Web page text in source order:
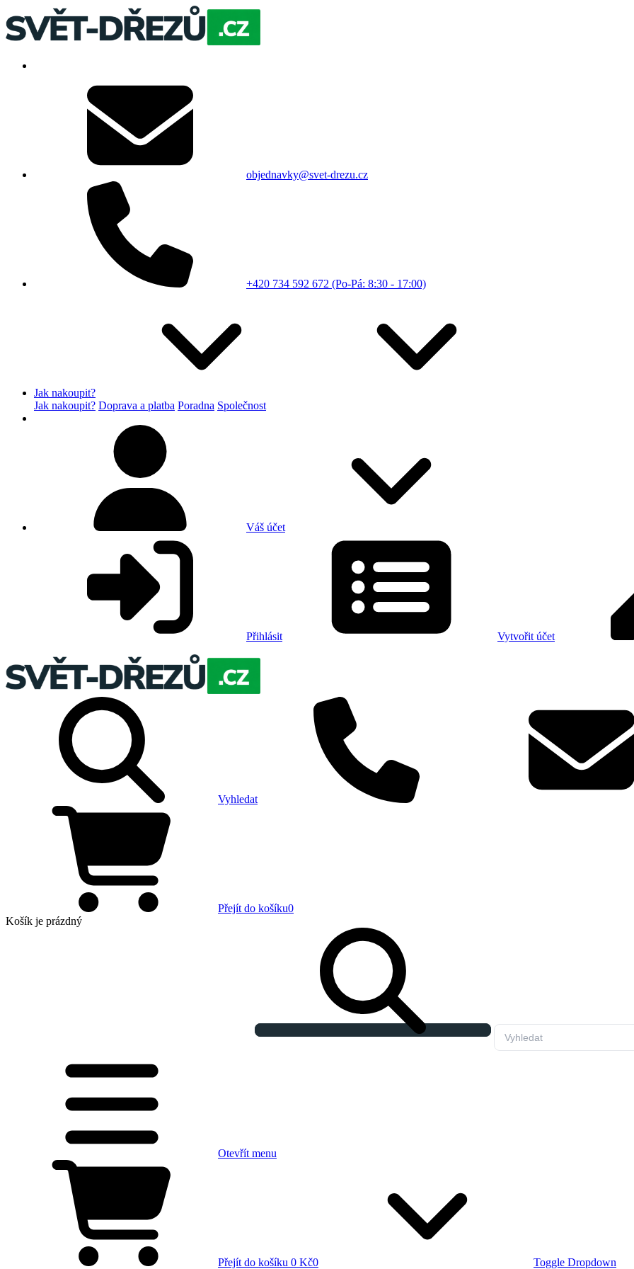
objednavky@svet-drezu.cz
+420 734 592 672 (Po-Pá: 8:30 - 17:00)
Jak nakoupit?
Jak nakoupit? Doprava a platba Poradna Společnost
Váš účet
Přihlásit Vytvořit účet
Vyhledat
Přejít do košíku0
Košík je prázdný
Otevřít menu
Přejít do košíku 0 Kč0
Toggle Dropdown